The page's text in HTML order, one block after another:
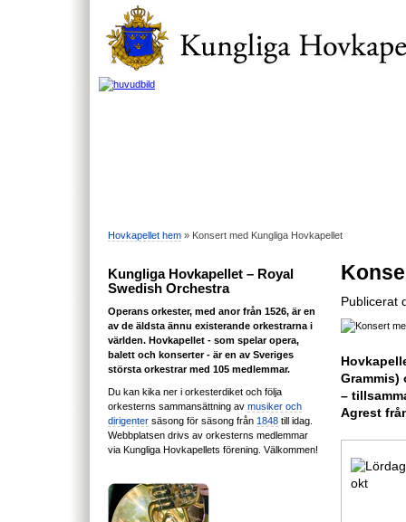
Hovkapellet hem » Konsert med Kungliga Hovkapellet
Kungliga Hovkapellet – Royal
Swedish Orchestra
Operans orkester, med anor från 1526, är en
av de äldsta ännu existerande orkestrarna i
världen. Hovkapellet - som spelar opera,
balett och konserter - är en av Sveriges
största orkestrar med 105 medlemmar.
Du kan kika ner i orkesterdiket och följa
orkesterns sammansättning av musiker och
dirigenter säsong för säsong från 1848 till idag.
Webbplatsen drivs av orkesterns medlemmar
via Kungliga Hovkapellets förening. Välkommen!
Publicerat
Grammis)
–
Agrest